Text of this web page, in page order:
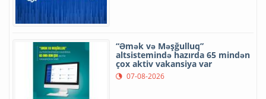
“Əmək və Məşğulluq”
altsistemində hazırda 65 mindən
çox aktiv vakansiya var
07-08-2026